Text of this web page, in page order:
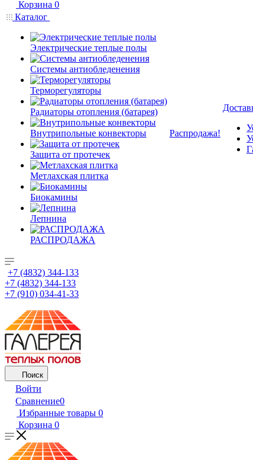
Корзина 0
Каталог
Электрические теплые полы
Системы антиобледенения
Терморегуляторы
Радиаторы отопления (батарея)
Внутрипольные конвекторы
Защита от протечек
Метлахская плитка
Биокамины
Лепнина
РАСПРОДАЖА
Распродажа!
+7 (4832) 344-133
+7 (4832) 344-133
+7 (910) 034-41-33
Поиск
Войти
Сравнение0
Избранные товары 0
Корзина 0